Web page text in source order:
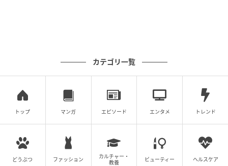
モントワール「伊右衛門 抹茶塩」の紹介でした。
よくある質問
カテゴリ一覧
トップ マンガ エピソード エンタメ トレンド
どうぶつ ファッション
カルチャー・
教養
ビューティー ヘルスケア